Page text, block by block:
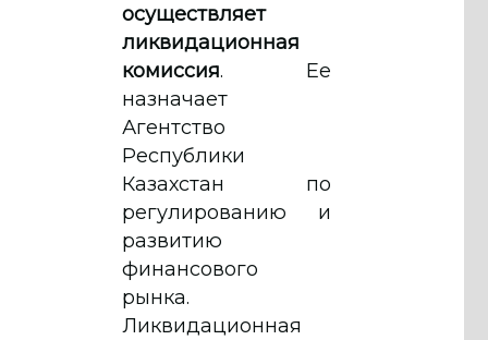
осуществляет
ликвидационная
комиссия. Ее
назначает
Агентство
Республики
Казахстан по
регулированию и
развитию
финансового
рынка.
Ликвидационная